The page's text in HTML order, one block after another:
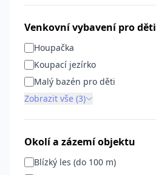
Venkovní vybavení pro děti
Houpačka
Koupací jezírko
Malý bazén pro děti
Zobrazit vše (3)
Okolí a zázemí objektu
Blízký les (do 100 m)